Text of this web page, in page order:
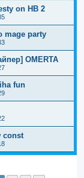
on HB 2
mage party
OMERTA
fun
const